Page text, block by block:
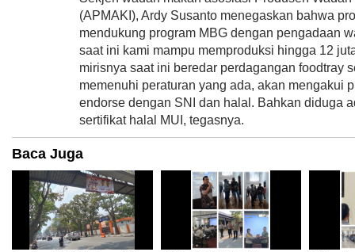
(APMAKI), Ardy Susanto menegaskan bahwa
mendukung program MBG dengan pengadaan
saat ini kami mampu memproduksi hingga 12
mirisnya saat ini beredar perdagangan foodtray
memenuhi peraturan yang ada, akan mengakui
endorse dengan SNI dan halal. Bahkan diduga
sertifikat halal MUI, tegasnya.
Baca Juga